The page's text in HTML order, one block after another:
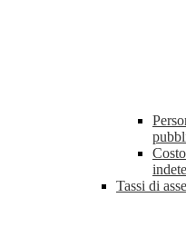
Tassi di